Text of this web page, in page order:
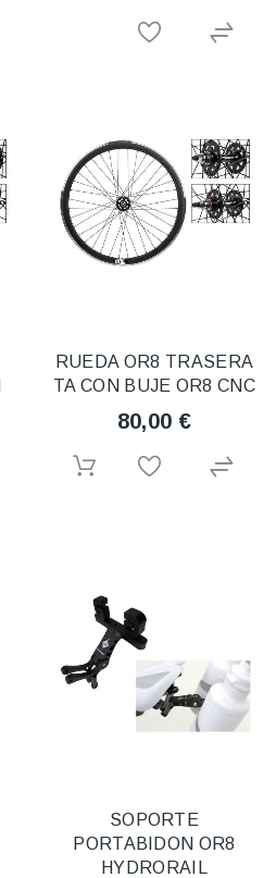
RUEDA OR8 TRASERA
TA CON BUJE OR8 CNC
80,00 €
SOPORTE
PORTABIDON OR8
HYDRORAIL